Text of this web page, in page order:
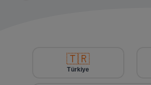
🇹🇷
Türkiye